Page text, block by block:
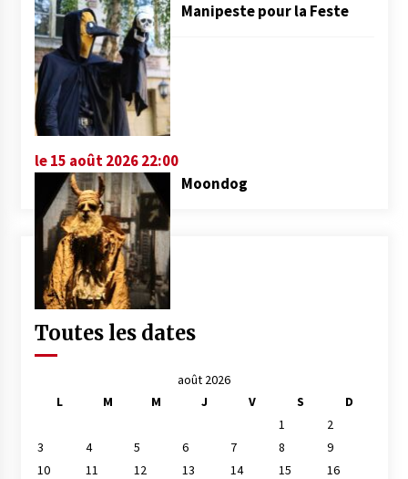
Manipeste pour la Feste
le 15 août 2026 22:00
Moondog
Toutes les dates
août 2026
L
M M J V S
D
1
2
3
4 5 6 7 8
9
10
11 12 13 14 15
16